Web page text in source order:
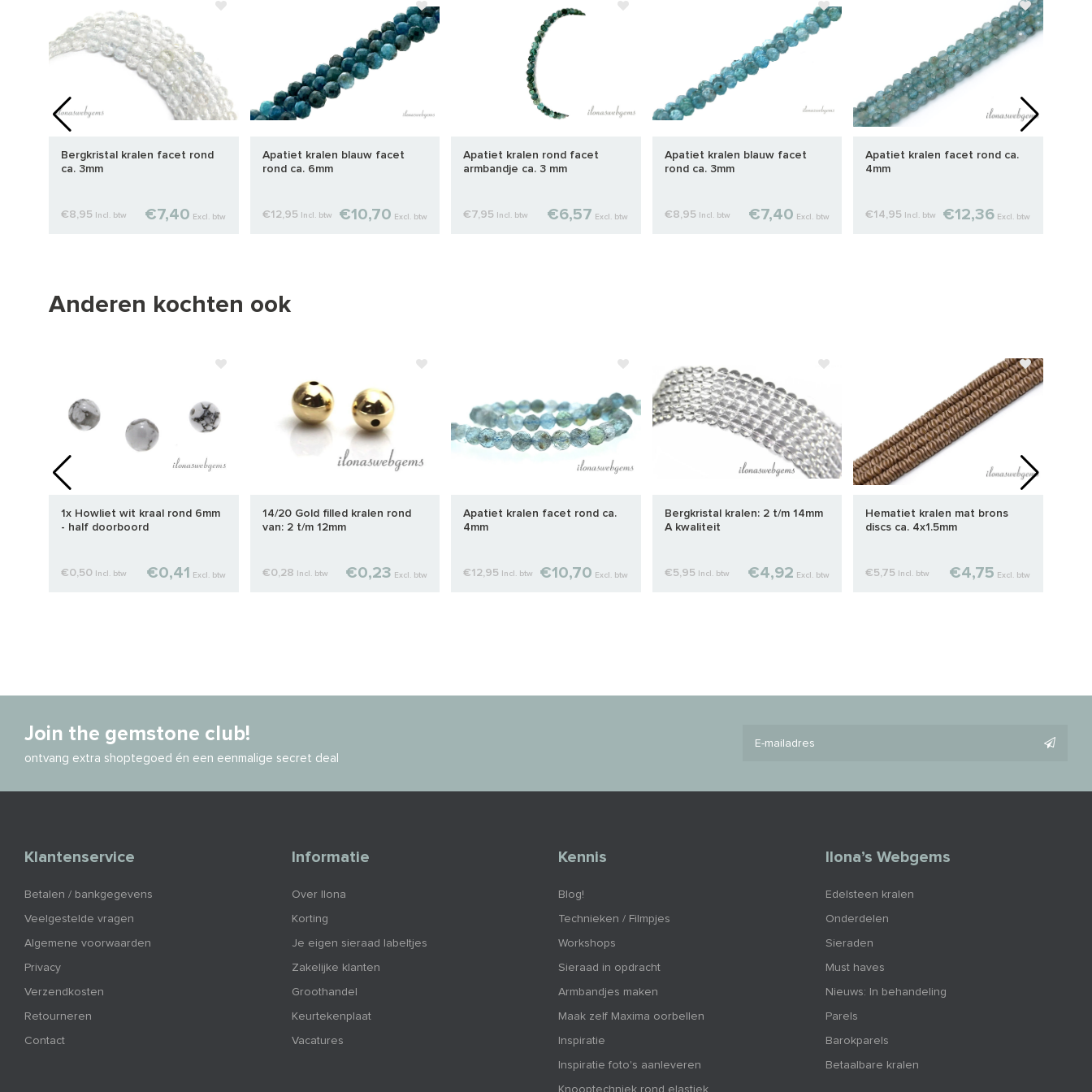
Bergkristal kralen facet rond
ca. 3mm
€8,95 Incl. btw €7,40 Excl. btw
Apatiet kralen blauw facet
rond ca. 6mm
€12,95 Incl. btw €10,70 Excl. btw
Apatiet kralen rond facet
armbandje ca. 3 mm
€7,95 Incl. btw €6,57 Excl. btw
Apatiet kralen blauw facet
rond ca. 3mm
€8,95 Incl. btw €7,40 Excl. btw
Apatiet kralen facet rond ca.
4mm
€14,95 Incl. btw €12,36 Excl. btw
Anderen kochten ook
1x Howliet wit kraal rond 6mm
- half doorboord
€0,50 Incl. btw €0,41 Excl. btw
14/20 Gold filled kralen rond
van: 2 t/m 12mm
€0,28 Incl. btw €0,23 Excl. btw
Apatiet kralen facet rond ca.
4mm
€12,95 Incl. btw €10,70 Excl. btw
Bergkristal kralen: 2 t/m 14mm
A kwaliteit
€5,95 Incl. btw €4,92 Excl. btw
Hematiet kralen mat brons
discs ca. 4x1.5mm
€5,75 Incl. btw €4,75 Excl. btw
Join the gemstone club!
ontvang extra shoptegoed én een eenmalige secret deal
Klantenservice
Betalen / bankgegevens
Veelgestelde vragen
Algemene voorwaarden
Privacy
Verzendkosten
Retourneren
Contact
Informatie
Over Ilona
Korting
Je eigen sieraad labeltjes
Zakelijke klanten
Groothandel
Keurtekenplaat
Vacatures
Kennis
Blog!
Technieken / Filmpjes
Workshops
Sieraad in opdracht
Armbandjes maken
Maak zelf Maxima oorbellen
Inspiratie
Inspiratie foto's aanleveren
Ilona’s Webgems
Edelsteen kralen
Onderdelen
Sieraden
Must haves
Nieuws: In behandeling
Parels
Barokparels
Betaalbare kralen